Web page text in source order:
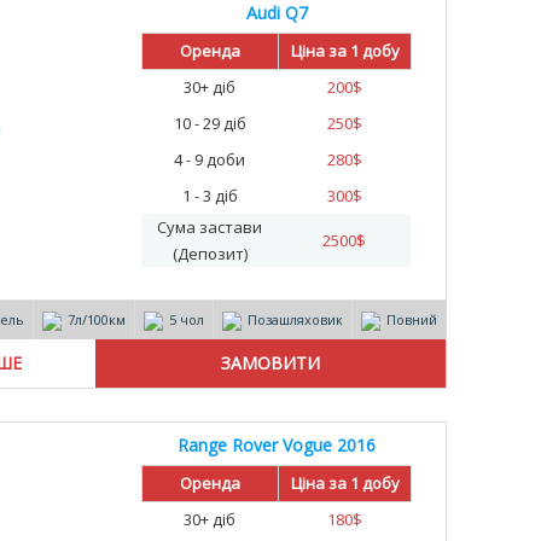
Audi Q7
Оренда
Ціна за 1 добу
30+ діб
200$
10 - 29 діб
250$
4 - 9 доби
280$
1 - 3 діб
300$
Сума застави
(Депозит)
2500$
7л/100км 5 чол Позашляховик Повний
Range Rover Vogue 2016
Оренда
Ціна за 1 добу
30+ діб
180$